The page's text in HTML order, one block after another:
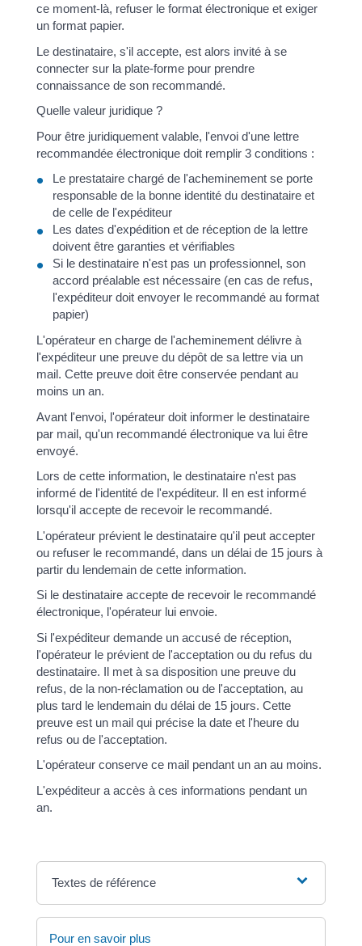
ce moment-là, refuser le format électronique et exiger
un format papier.
Le destinataire, s'il accepte, est alors invité à se
connecter sur la plate-forme pour prendre
connaissance de son recommandé.
Quelle valeur juridique ?
Pour être juridiquement valable, l'envoi d'une lettre
recommandée électronique doit remplir 3 conditions :
Le prestataire chargé de l'acheminement se porte
responsable de la bonne identité du destinataire et
de celle de l'expéditeur
Les dates d'expédition et de réception de la lettre
doivent être garanties et vérifiables
Si le destinataire n'est pas un professionnel, son
accord préalable est nécessaire (en cas de refus,
l'expéditeur doit envoyer le recommandé au format
papier)
L'opérateur en charge de l'acheminement délivre à
l'expéditeur une preuve du dépôt de sa lettre via un
mail. Cette preuve doit être conservée pendant au
moins un an.
Avant l'envoi, l'opérateur doit informer le destinataire
par mail, qu'un recommandé électronique va lui être
envoyé.
Lors de cette information, le destinataire n'est pas
informé de l'identité de l'expéditeur. Il en est informé
lorsqu'il accepte de recevoir le recommandé.
L'opérateur prévient le destinataire qu'il peut accepter
ou refuser le recommandé, dans un délai de 15 jours à
partir du lendemain de cette information.
Si le destinataire accepte de recevoir le recommandé
électronique, l'opérateur lui envoie.
Si l'expéditeur demande un accusé de réception,
l'opérateur le prévient de l'acceptation ou du refus du
destinataire. Il met à sa disposition une preuve du
refus, de la non-réclamation ou de l'acceptation, au
plus tard le lendemain du délai de 15 jours. Cette
preuve est un mail qui précise la date et l'heure du
refus ou de l'acceptation.
L'opérateur conserve ce mail pendant un an au moins.
L'expéditeur a accès à ces informations pendant un
an.
Textes de référence
Pour en savoir plus